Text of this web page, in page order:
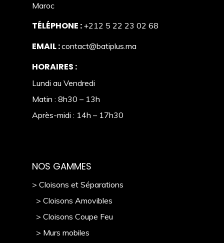
Maroc
TÉLÉPHONE : +212 5 22 23 02 68
EMAIL :contact@batiplus.ma
HORAIRES :
Lundi au Vendredi
Matin : 8h30 – 13h
Après-midi : 14h – 17h30
NOS GAMMES
> Cloisons et Séparations
> Cloisons Amovibles
> Cloisons Coupe Feu
> Murs mobiles